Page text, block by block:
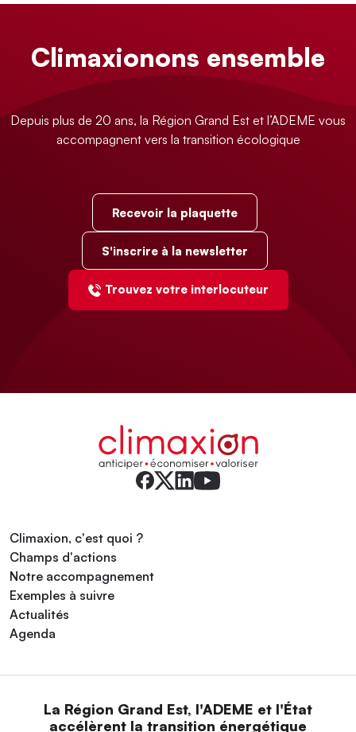
Climaxionons ensemble
Depuis plus de 20 ans, la Région Grand Est et l’ADEME vous
accompagnent vers la transition écologique
Recevoir la plaquette
S'inscrire à la newsletter
Trouvez votre interlocuteur
Climaxion, c'est quoi ?
Champs d'actions
Notre accompagnement
Exemples à suivre
Actualités
Agenda
La Région Grand Est, l'ADEME et l'État
accélèrent la transition énergétique